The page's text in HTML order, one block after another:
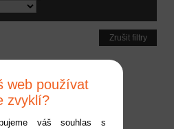
Zrušit filtry
web používat
zvyklí?
váš souhlas s